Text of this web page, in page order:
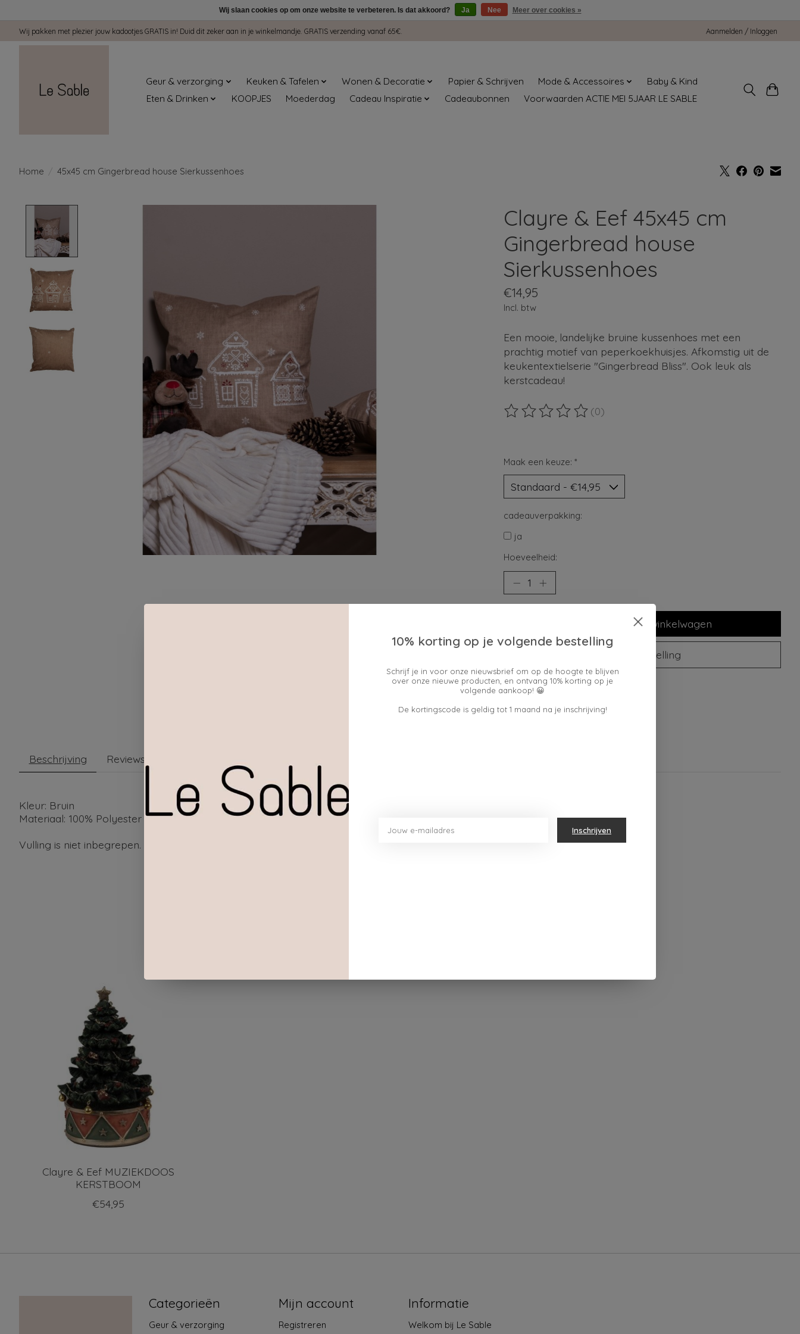
Wij pakken met plezier jouw kadootjes GRATIS in! Duid dit zeker aan in je winkelmandje. GRATIS verzending vanaf 65€. Aanmelden / Inloggen
Geur & verzorging Keuken & Tafelen Wonen & Decoratie Papier & Schrijven Mode & Accessoires
Baby & Kind
Eten & Drinken
KOOPJES Moederdag Cadeau Inspiratie Cadeaubonnen Voorwaarden ACTIE MEI 5JAAR LE SABLE
Home / 45x45 cm Gingerbread house Sierkussenhoes
Clayre & Eef 45x45 cm
Gingerbread house
Sierkussenhoes
€14,95
Incl. btw
Een mooie, landelijke bruine kussenhoes met een
prachtig motief van peperkoekhuisjes. Afkomstig uit de
keukentextielserie "Gingerbread Bliss". Ook leuk als
kerstcadeau!
De beoordeling van dit product is
(0)
Maak een keuze: *
cadeauverpakking:
ja
Hoeveelheid:
Toevoegen aan winkelwagen
Plaats bestelling
Toevoegen om te vergelijken
Beschrijving Reviews (0)
Kleur: Bruin
Materiaal: 100% Polyester
Vulling is niet inbegrepen.
Items van productcarrousel
Clayre & Eef MUZIEKDOOS
KERSTBOOM
€54,95
Categorieën
Geur & verzorging
Mijn account
Registreren
Informatie
Welkom bij Le Sable
Wij slaan cookies op om onze website te verbeteren. Is dat akkoord? Ja Nee Meer over cookies »
10% korting op je volgende bestelling
Schrijf je in voor onze nieuwsbrief om op de hoogte te blijven
over onze nieuwe producten, en ontvang 10% korting op je
volgende aankoop! 😀
De kortingscode is geldig tot 1 maand na je inschrijving!
Inschrijven